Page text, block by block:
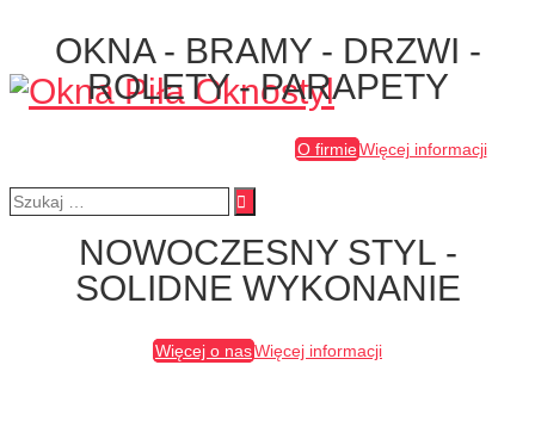
Szukaj:
OKNA - BRAMY - DRZWI -
ROLETY - PARAPETY
O firmieWięcej informacji
NOWOCZESNY STYL -
SOLIDNE WYKONANIE
Więcej o nasWięcej informacji